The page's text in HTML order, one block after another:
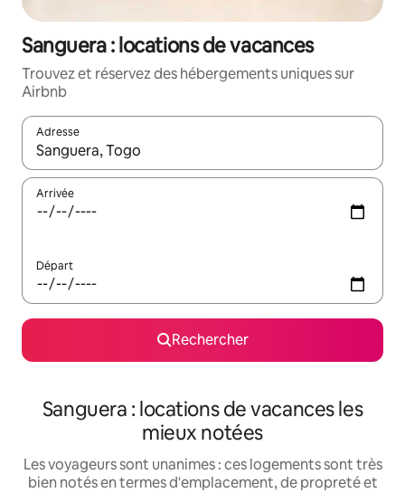
Sanguera : locations de vacances
Trouvez et réservez des hébergements uniques sur
Airbnb
Adresse
Lorsque les résultats s'affichent, utilisez les flèches vers le
Arrivée
Départ
Rechercher
Sanguera : locations de vacances les
mieux notées
Les voyageurs sont unanimes : ces logements sont très
bien notés en termes d'emplacement, de propreté et